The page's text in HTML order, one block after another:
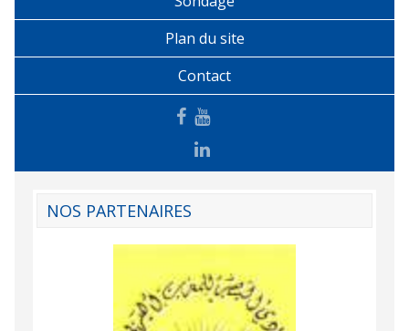
Plan du site
Contact
NOS PARTENAIRES